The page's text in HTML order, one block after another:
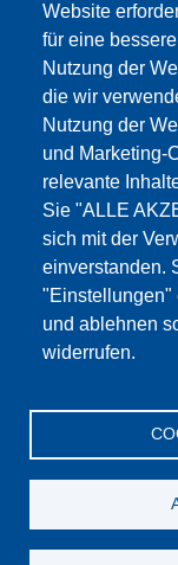
Website
für eine
Nutzung der
die wir
Nutzung der
und Marketing-
relevante
Sie "ALLE
sich mit der
einverstanden.
"Einstellungen"
und ablehnen
widerrufen.
Этот
файлы cookie
ФАЙЛЫ
© Testing Bluhm &